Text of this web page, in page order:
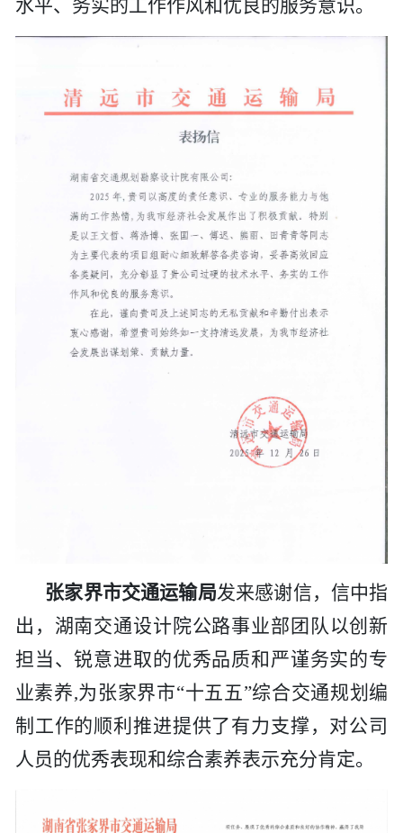
水平、务实的工作作风和优良的服务意识。
张家界市交通运输局发来感谢信，信中指
出， 湖南交通设计院公路事业部团队以创新
担当、锐意进取的优秀品质和严谨务实的专
业素养,为张家界市“十五五”综合交通规划编
制工作的顺利推进提供了有力支撑，对公司
人员的优秀表现和综合素养表示充分肯定。